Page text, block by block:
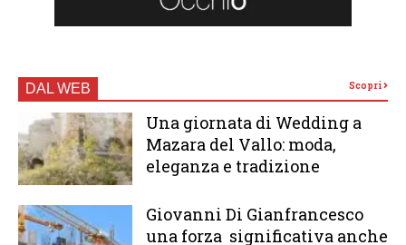
DAL WEB Scopri
Una giornata di Wedding a
Mazara del Vallo: moda,
eleganza e tradizione
Giovanni Di Gianfrancesco
una forza significativa anche